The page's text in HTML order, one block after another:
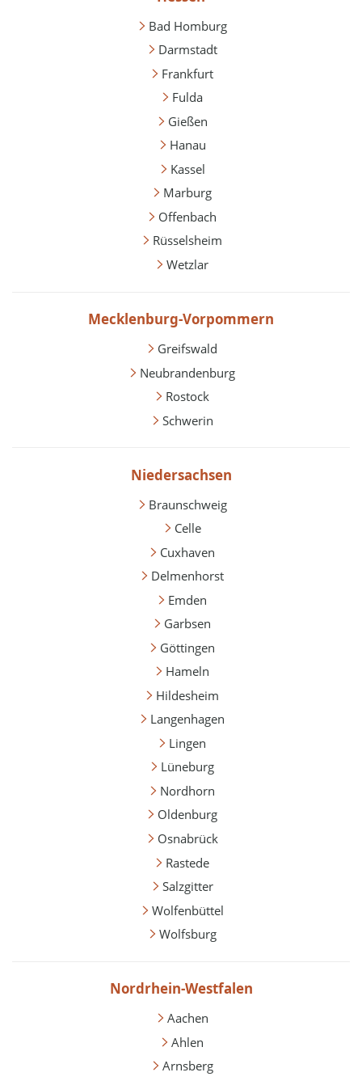
Bad Homburg
Darmstadt
Frankfurt
Fulda
Gießen
Hanau
Kassel
Marburg
Offenbach
Rüsselsheim
Wetzlar
Mecklenburg-Vorpommern
Greifswald
Neubrandenburg
Rostock
Schwerin
Niedersachsen
Braunschweig
Celle
Cuxhaven
Delmenhorst
Emden
Garbsen
Göttingen
Hameln
Hildesheim
Langenhagen
Lingen
Lüneburg
Nordhorn
Oldenburg
Osnabrück
Rastede
Salzgitter
Wolfenbüttel
Wolfsburg
Nordrhein-Westfalen
Aachen
Ahlen
Arnsberg